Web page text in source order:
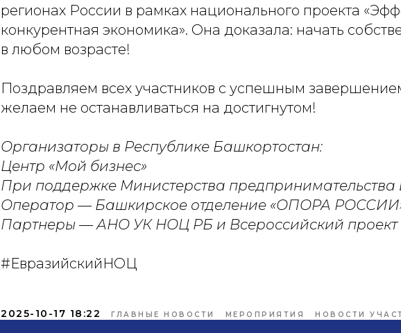
регионах России в рамках национального проекта
конкурентная экономика». Она доказала: начать
в любом возрасте!
Поздравляем всех участников с успешным
желаем не останавливаться на достигнутом!
Организаторы в Республике Башкортостан:
Центр «Мой бизнес»
При поддержке Министерства предпринимательства
Оператор — Башкирское отделение «ОПОРА
Партнеры — АНО УК НОЦ РБ и Всероссийский проект
#ЕвразийскийНОЦ
2025-10-17 18:22 ГЛАВНЫЕ НОВОСТИ МЕРОПРИЯТИЯ НОВОСТИ